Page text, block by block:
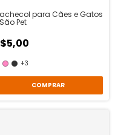
para Cães e Gatos
Pet
+3
COMPRAR